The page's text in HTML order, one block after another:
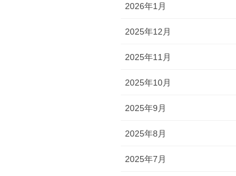
2026年1月
2025年12月
2025年11月
2025年10月
2025年9月
2025年8月
2025年7月